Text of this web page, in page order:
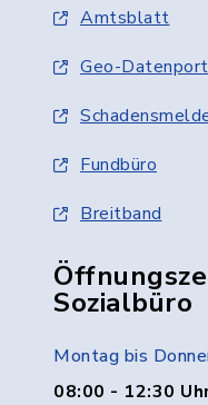
Amtsblatt
Geo-
Fundbüro
Breitband
Sozialbüro
Montag bis
08:00 - 12:30